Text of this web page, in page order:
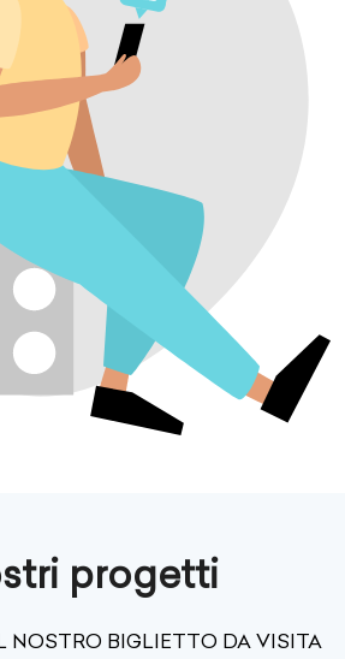
progetti
NOSTRO BIGLIETTO DA VISITA